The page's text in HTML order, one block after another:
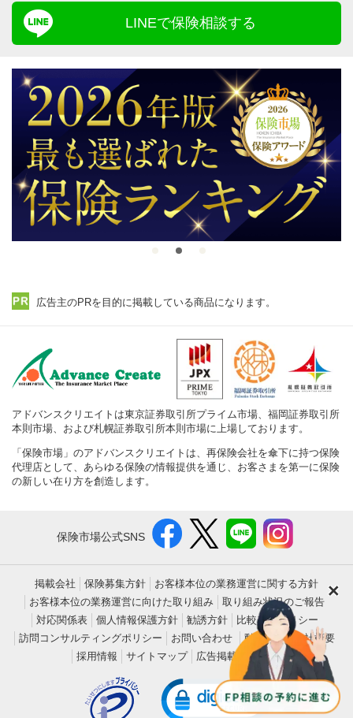
×
LINEで保険相談する
広告主のPRを目的に掲載している商品になります。
アドバンスクリエイトは東京証券取引所プライム市場、福岡証券取引所
本則市場、および札幌証券取引所本則市場に上場しております。
「保険市場」のアドバンスクリエイトは、再保険会社を傘下に持つ保険
代理店として、あらゆる保険の情報提供を通じ、お客さまを第一に保険
の新しい在り方を創造します。
保険市場公式SNS
掲載会社 保険募集方針
お客様本位の業務運営に関する方針
お客様本位の業務運営に向けた取り組み
取り組み状況のご報告
対応関係表
個人情報保護方針 勧誘方針
比較表示ポリシー
訪問コンサルティングポリシー
お問い合わせ 動作環境
会社概要
採用情報
サイトマップ 広告掲載について